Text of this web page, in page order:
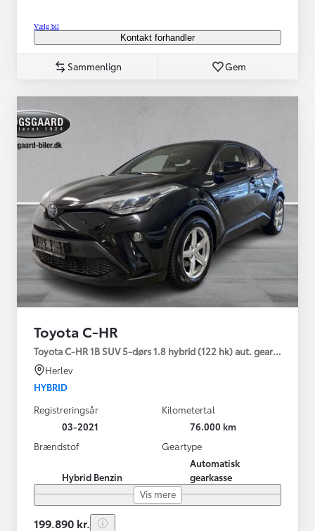
Vælg bil
Kontakt forhandler
Sammenlign Gem
Toyota C-HR
Toyota C-HR 1B SUV 5-dørs 1.8 hybrid (122 hk) aut. gear C-LUB -
Herlev
HYBRID
Registreringsår
03-2021
Kilometertal
76.000 km
Brændstof
Hybrid Benzin
Geartype
Automatisk
gearkasse
Vis mere
199.890 kr.